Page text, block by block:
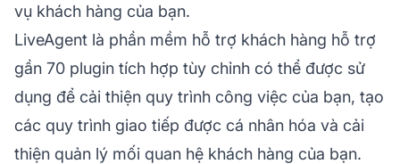
vụ khách hàng của bạn.
LiveAgent là phần mềm hỗ trợ khách hàng hỗ trợ
gần 70 plugin tích hợp tùy chỉnh có thể được sử
dụng để cải thiện quy trình công việc của bạn, tạo
các quy trình giao tiếp được cá nhân hóa và cải
thiện quản lý mối quan hệ khách hàng của bạn.